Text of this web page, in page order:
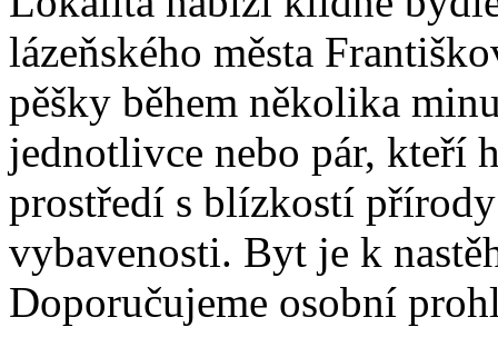
lázeňského města
pěšky během několika
jednotlivce nebo pár, kteří
prostředí s blízkostí
vybavenosti. Byt je k
Doporučujeme osobní